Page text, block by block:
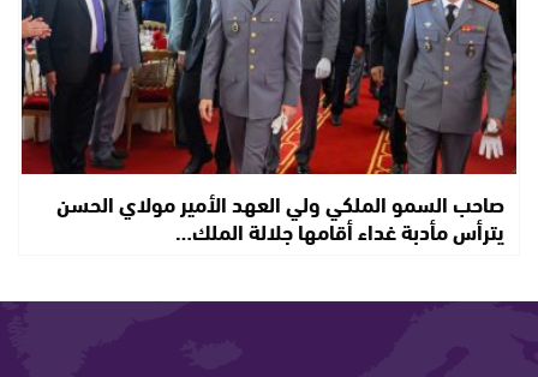
صاحب السمو الملكي ولي العهد الأمير مولاي الحسن
يترأس مأدبة غداء أقامها جلالة الملك…